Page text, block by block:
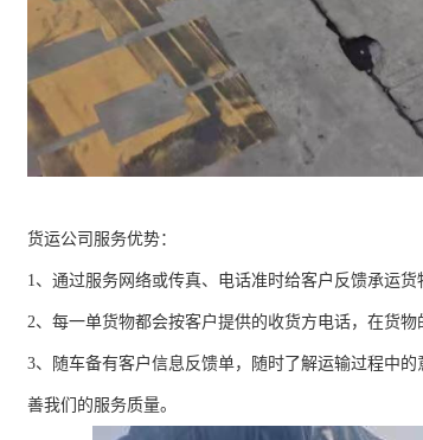
货运公司服务优势：
1、通过服务网络或传真、电话准时给客户反馈承运
2、每一单货物都会按客户提供的收货方电话，在货
3、随车备有客户信息反馈单，随时了解运输过程中
善我们的服务质量。